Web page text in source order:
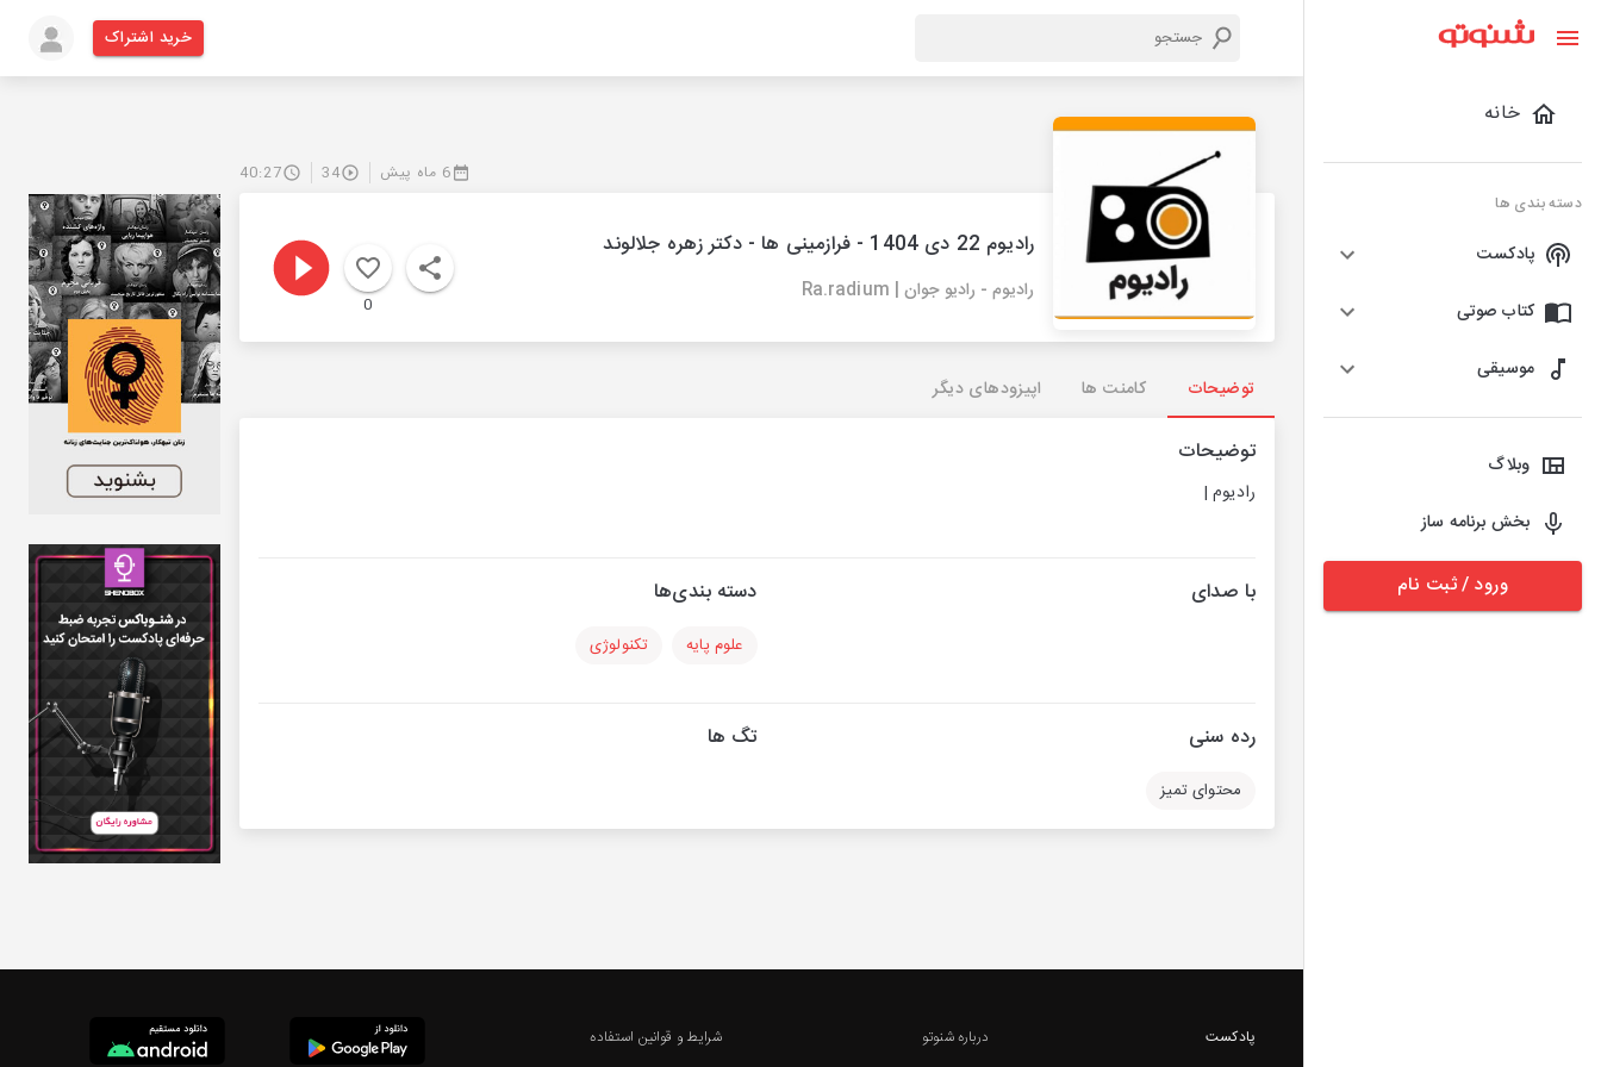
خانه
دسته بندی ها
پادکست
کتاب صوتی
موسیقی
وبلاگ
بخش برنامه ساز
ورود / ثبت نام
خرید اشتراک
6 ماه پیش 34
40:27
رادیوم 22 دی 1404 - فرازمینی ها - دکتر زهره جلالوند
رادیوم - رادیو جوان | Ra.radium
0
توضیحات کامنت ها اپیزودهای دیگر
توضیحات
رادیوم |
با صدای دسته بندی‌ها
علوم پایه تکنولوژی
رده سنی
محتوای تمیز
تگ ها
پادکست
درباره شنوتو
شرایط و قوانین استفاده